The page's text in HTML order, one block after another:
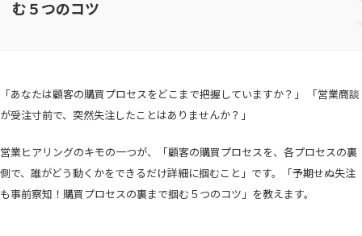
む５つのコツ
「あなたは顧客の購買プロセスをどこまで把握していますか？」 「営業商談
が受注寸前で、突然失注したことはありませんか？」
営業ヒアリングのキモの一つが、「顧客の購買プロセスを、各プロセスの裏
側で、誰がどう動くかをできるだけ詳細に掴むこと」です。「予期せぬ失注
も事前察知！購買プロセスの裏まで掴む５つのコツ」を教えます。